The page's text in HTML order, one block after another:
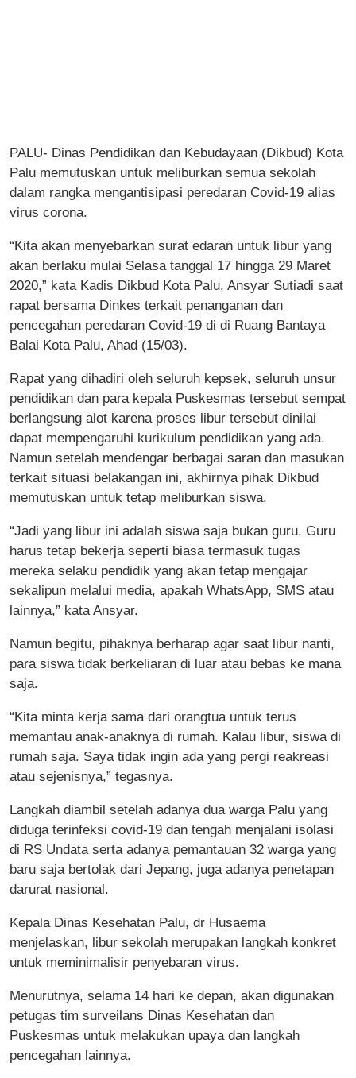
PALU- Dinas Pendidikan dan Kebudayaan (Dikbud) Kota
Palu memutuskan untuk meliburkan semua sekolah
dalam rangka mengantisipasi peredaran Covid-19 alias
virus corona.
“Kita akan menyebarkan surat edaran untuk libur yang
akan berlaku mulai Selasa tanggal 17 hingga 29 Maret
2020,” kata Kadis Dikbud Kota Palu, Ansyar Sutiadi saat
rapat bersama Dinkes terkait penanganan dan
pencegahan peredaran Covid-19 di di Ruang Bantaya
Balai Kota Palu, Ahad (15/03).
Rapat yang dihadiri oleh seluruh kepsek, seluruh unsur
pendidikan dan para kepala Puskesmas tersebut sempat
berlangsung alot karena proses libur tersebut dinilai
dapat mempengaruhi kurikulum pendidikan yang ada.
Namun setelah mendengar berbagai saran dan masukan
terkait situasi belakangan ini, akhirnya pihak Dikbud
memutuskan untuk tetap meliburkan siswa.
“Jadi yang libur ini adalah siswa saja bukan guru. Guru
harus tetap bekerja seperti biasa termasuk tugas
mereka selaku pendidik yang akan tetap mengajar
sekalipun melalui media, apakah WhatsApp, SMS atau
lainnya,” kata Ansyar.
Namun begitu, pihaknya berharap agar saat libur nanti,
para siswa tidak berkeliaran di luar atau bebas ke mana
saja.
“Kita minta kerja sama dari orangtua untuk terus
memantau anak-anaknya di rumah. Kalau libur, siswa di
rumah saja. Saya tidak ingin ada yang pergi reakreasi
atau sejenisnya,” tegasnya.
Langkah diambil setelah adanya dua warga Palu yang
diduga terinfeksi covid-19 dan tengah menjalani isolasi
di RS Undata serta adanya pemantauan 32 warga yang
baru saja bertolak dari Jepang, juga adanya penetapan
darurat nasional.
Kepala Dinas Kesehatan Palu, dr Husaema
menjelaskan, libur sekolah merupakan langkah konkret
untuk meminimalisir penyebaran virus.
Menurutnya, selama 14 hari ke depan, akan digunakan
petugas tim surveilans Dinas Kesehatan dan
Puskesmas untuk melakukan upaya dan langkah
pencegahan lainnya.